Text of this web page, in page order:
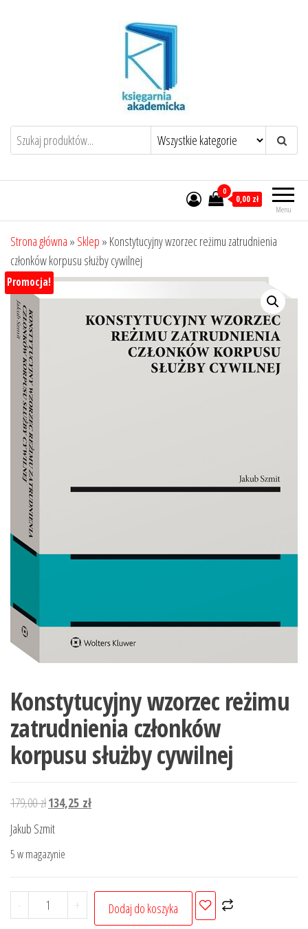
Menu
0
0,00 zł
Strona główna » Sklep » Konstytucyjny wzorzec reżimu zatrudnienia
członków korpusu służby cywilnej
Promocja!
Konstytucyjny wzorzec reżimu
zatrudnienia członków
korpusu służby cywilnej
179,00złPierwotna
cena
179,00 zł.
134,25 złAktualna
Jakub Szmit
5 w magazynie
-
ilość
Konstytucyjny
+ Dodaj do koszyka